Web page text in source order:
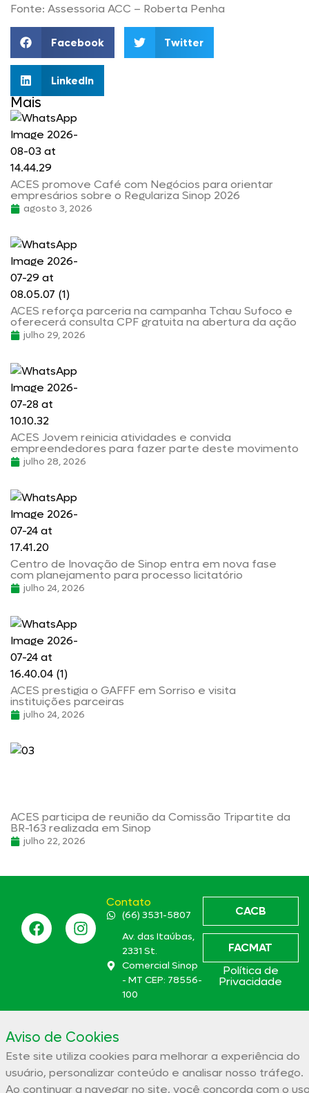
Fonte: Assessoria ACC – Roberta Penha
Facebook Twitter
LinkedIn
Mais
ACES promove Café com Negócios para orientar
empresários sobre o Regulariza Sinop 2026
agosto 3, 2026
ACES reforça parceria na campanha Tchau Sufoco e
oferecerá consulta CPF gratuita na abertura da ação
julho 29, 2026
ACES Jovem reinicia atividades e convida
empreendedores para fazer parte deste movimento
julho 28, 2026
Centro de Inovação de Sinop entra em nova fase
com planejamento para processo licitatório
julho 24, 2026
ACES prestigia o GAFFF em Sorriso e visita
instituições parceiras
julho 24, 2026
ACES participa de reunião da Comissão Tripartite da
BR-163 realizada em Sinop
julho 22, 2026
Contato
(66) 3531-5807
Av. das Itaúbas,
2331 St.
Comercial Sinop
- MT CEP: 78556-
100
CACB
FACMAT
Política de
Privacidade
Associação Comercial e Empresarial de Sinop – ACES
32.944.910/0001-19
Aviso de Cookies
Este site utiliza cookies para melhorar a experiência do
usuário, personalizar conteúdo e analisar nosso tráfego.
Ao continuar a navegar no site, você concorda com o